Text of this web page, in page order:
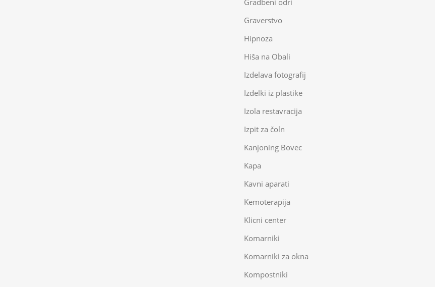
Gradbeni odri
Graverstvo
Hipnoza
Hiša na Obali
Izdelava fotografij
Izdelki iz plastike
Izola restavracija
Izpit za čoln
Kanjoning Bovec
Kapa
Kavni aparati
Kemoterapija
Klicni center
Komarniki
Komarniki za okna
Kompostniki